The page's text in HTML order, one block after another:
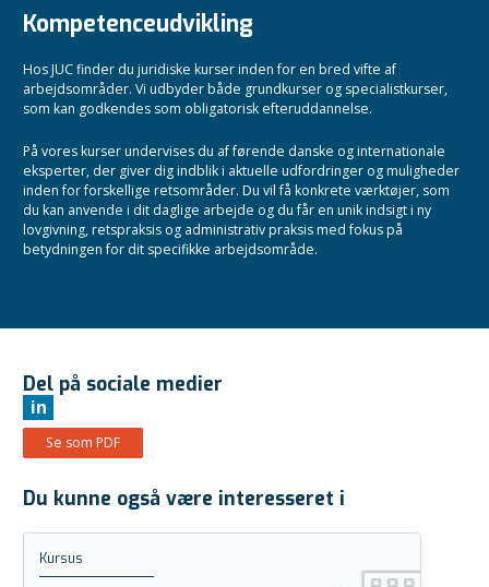
Kompetenceudvikling
Hos JUC finder du juridiske kurser inden for en bred vifte af
arbejdsområder. Vi udbyder både grundkurser og specialistkurser,
som kan godkendes som obligatorisk efteruddannelse.
På vores kurser undervises du af førende danske og internationale
eksperter, der giver dig indblik i aktuelle udfordringer og muligheder
inden for forskellige retsområder. Du vil få konkrete værktøjer, som
du kan anvende i dit daglige arbejde og du får en unik indsigt i ny
lovgivning, retspraksis og administrativ praksis med fokus på
betydningen for dit specifikke arbejdsområde.
Del på sociale medier
in
Se som PDF
Du kunne også være interesseret i
Kursus